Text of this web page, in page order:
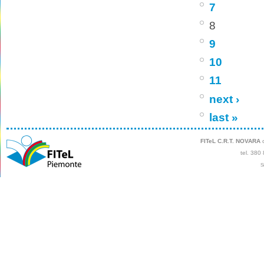
7
8
9
10
11
next ›
last »
FITeL C.R.T. NOVARA
tel. 380